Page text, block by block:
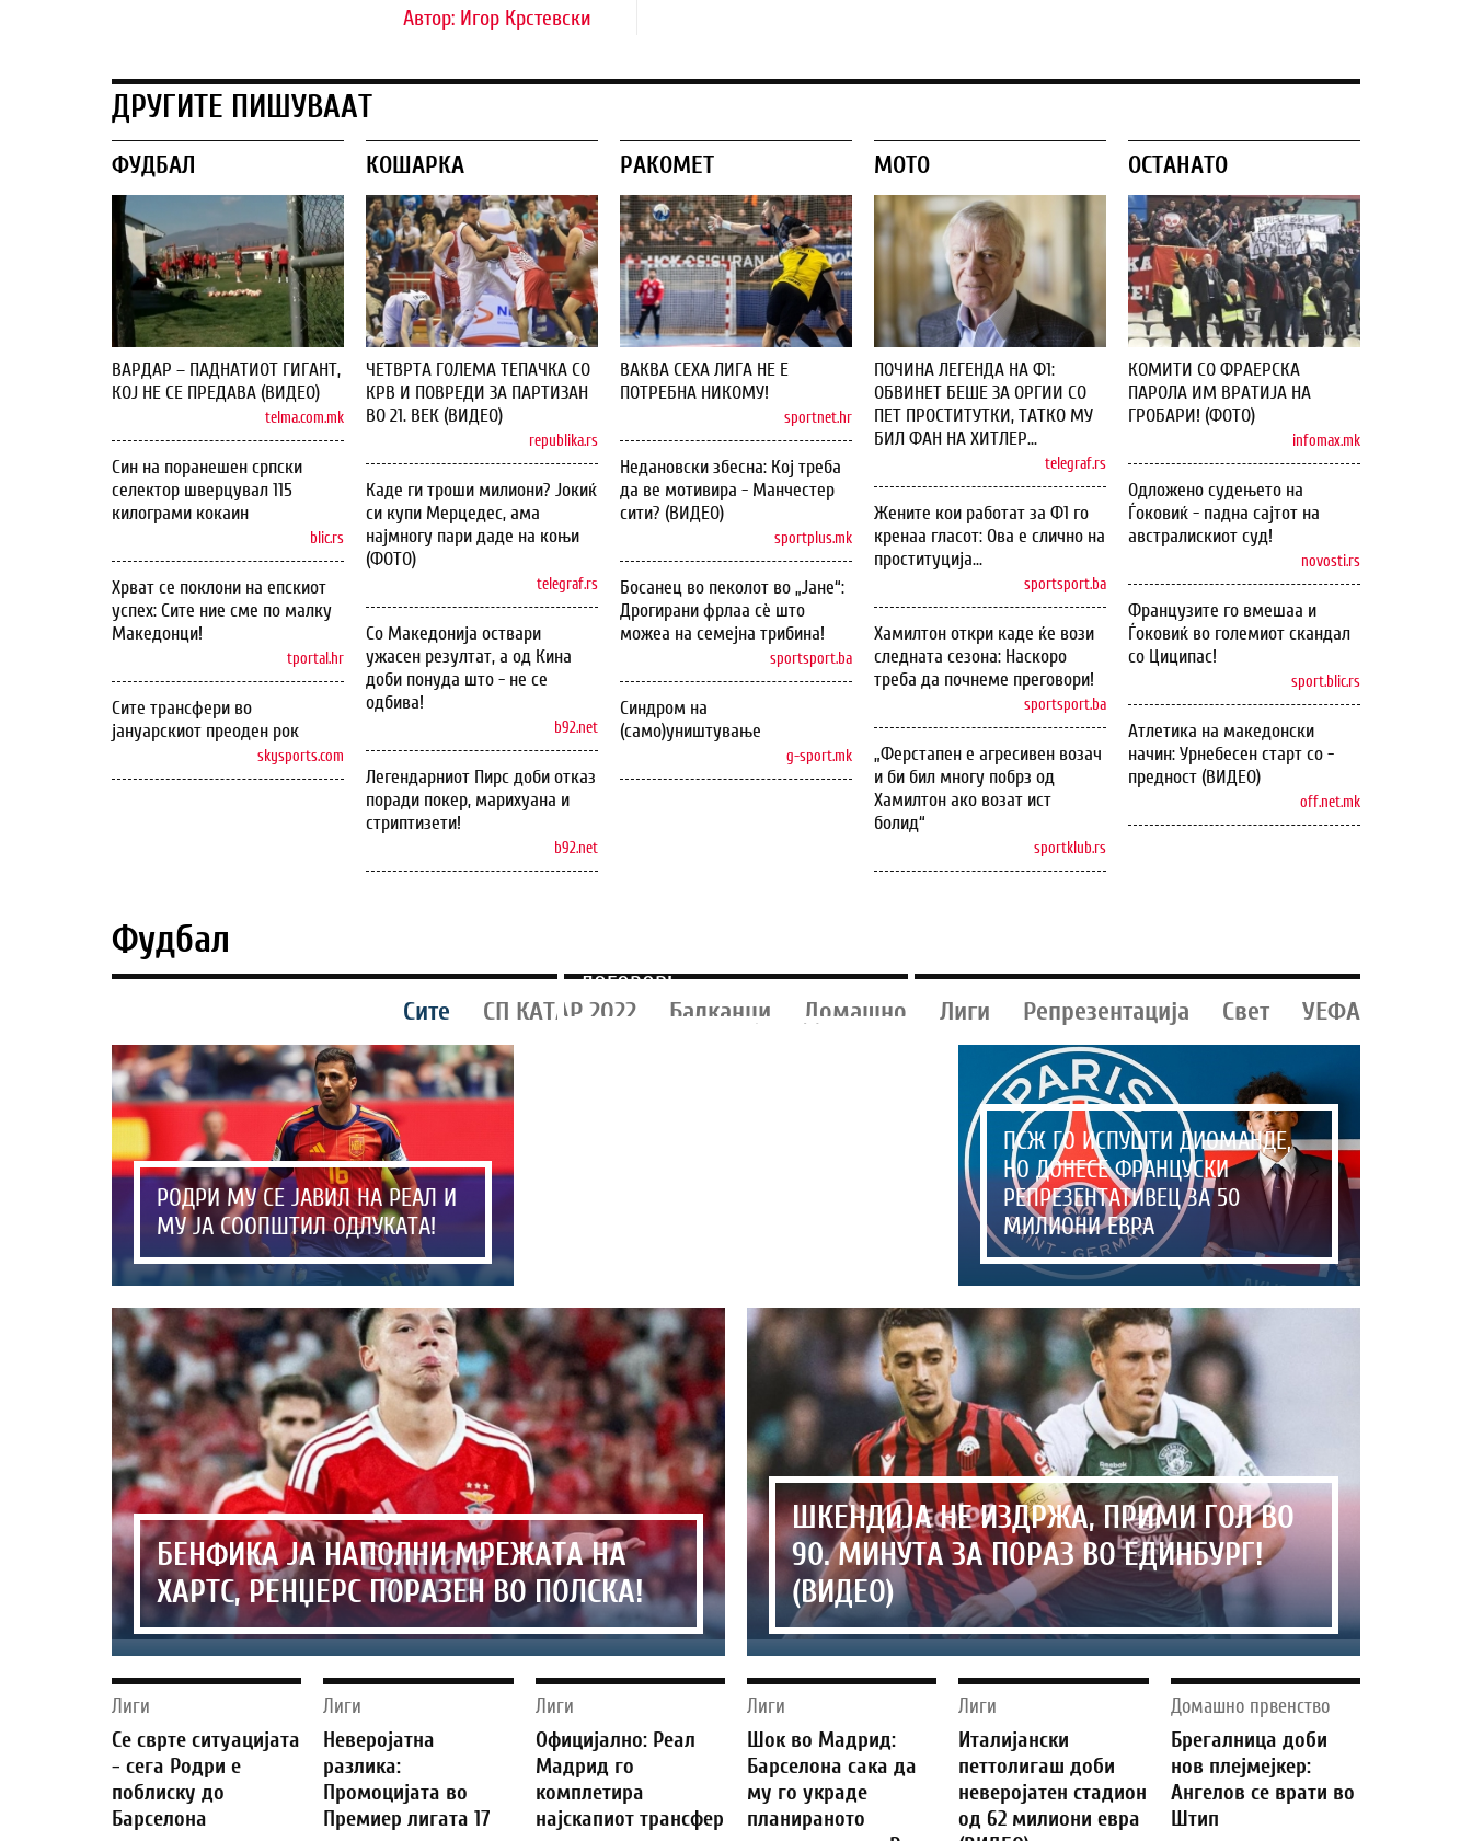
Автор: Игор Крстевски
ДРУГИТЕ ПИШУВААТ
ФУДБАЛ
ВАРДАР – ПАДНАТИОТ ГИГАНТ,
КОЈ НЕ СЕ ПРЕДАВА (ВИДЕО)
telma.com.mk
Син на поранешен српски
селектор шверцувал 115
килограми кокаин
blic.rs
Хрват се поклони на епскиот
успех: Сите ние сме по малку
Македонци!
tportal.hr
Сите трансфери во
јануарскиот преоден рок
skysports.com
КОШАРКА
ЧЕТВРТА ГОЛЕМА ТЕПАЧКА СО
КРВ И ПОВРЕДИ ЗА ПАРТИЗАН
ВО 21. ВЕК (ВИДЕО)
republika.rs
Каде ги троши милиони? Јокиќ
си купи Мерцедес, ама
најмногу пари даде на коњи
(ФОТО)
telegraf.rs
Со Македонија оствари
ужасен резултат, а од Кина
доби понуда што - не се
одбива!
b92.net
Легендарниот Пирс доби отказ
поради покер, марихуана и
стриптизети!
b92.net
РАКОМЕТ
ВАКВА СЕХА ЛИГА НЕ Е
ПОТРЕБНА НИКОМУ!
sportnet.hr
Недановски збесна: Кој треба
да ве мотивира - Манчестер
сити? (ВИДЕО)
sportplus.mk
Босанец во пеколот во „Јане“:
Дрогирани фрлаа сѐ што
можеа на семејна трибина!
sportsport.ba
Синдром на
(само)уништување
g-sport.mk
МОТО
ПОЧИНА ЛЕГЕНДА НА Ф1:
ОБВИНЕТ БЕШЕ ЗА ОРГИИ СО
ПЕТ ПРОСТИТУТКИ, ТАТКО МУ
БИЛ ФАН НА ХИТЛЕР...
telegraf.rs
Жените кои работат за Ф1 го
кренаа гласот: Ова е слично на
проституција...
sportsport.ba
Хамилтон откри каде ќе вози
следната сезона: Наскоро
треба да почнеме преговори!
sportsport.ba
„Ферстапен е агресивен возач
и би бил многу побрз од
Хамилтон ако возат ист
болид“
sportklub.rs
ОСТАНАТО
КОМИТИ СО ФРАЕРСКА
ПАРОЛА ИМ ВРАТИЈА НА
ГРОБАРИ! (ФОТО)
infomax.mk
Одложено судењето на
Ѓоковиќ - падна сајтот на
австралискиот суд!
novosti.rs
Французите го вмешаа и
Ѓоковиќ во големиот скандал
со Циципас!
sport.blic.rs
Атлетика на македонски
начин: Урнебесен старт со -
предност (ВИДЕО)
off.net.mk
Фудбал
Сите СП КАТАР 2022 Балканци Домашно Лиги Репрезентација Свет УЕФА
РОДРИ МУ СЕ ЈАВИЛ НА РЕАЛ И
МУ ЈА СООПШТИЛ ОДЛУКАТА!
ДОГОВОР!
ПСЖ ГО ИСПУШТИ ДИОМАНДЕ,
НО ДОНЕСЕ ФРАНЦУСКИ
РЕПРЕЗЕНТАТИВЕЦ ЗА 50
МИЛИОНИ ЕВРА
БЕНФИКА ЈА НАПОЛНИ МРЕЖАТА НА
ХАРТС, РЕНЏЕРС ПОРАЗЕН ВО ПОЛСКА!
ШКЕНДИЈА НЕ ИЗДРЖА, ПРИМИ ГОЛ ВО
90. МИНУТА ЗА ПОРАЗ ВО ЕДИНБУРГ!
(ВИДЕО)
Лиги
Се сврте ситуацијата
- сега Родри е
поблиску до
Барселона
Лиги
Неверојатна
разлика:
Промоцијата во
Премиер лигата 17
Лиги
Официјално: Реал
Мадрид го
комплетира
најскапиот трансфер
Лиги
Шок во Мадрид:
Барселона сака да
му го украде
планираното
Лиги
Италијански
петтолигаш доби
неверојатен стадион
од 62 милиони евра
Домашно првенство
Брегалница доби
нов плејмејкер:
Ангелов се врати во
Штип